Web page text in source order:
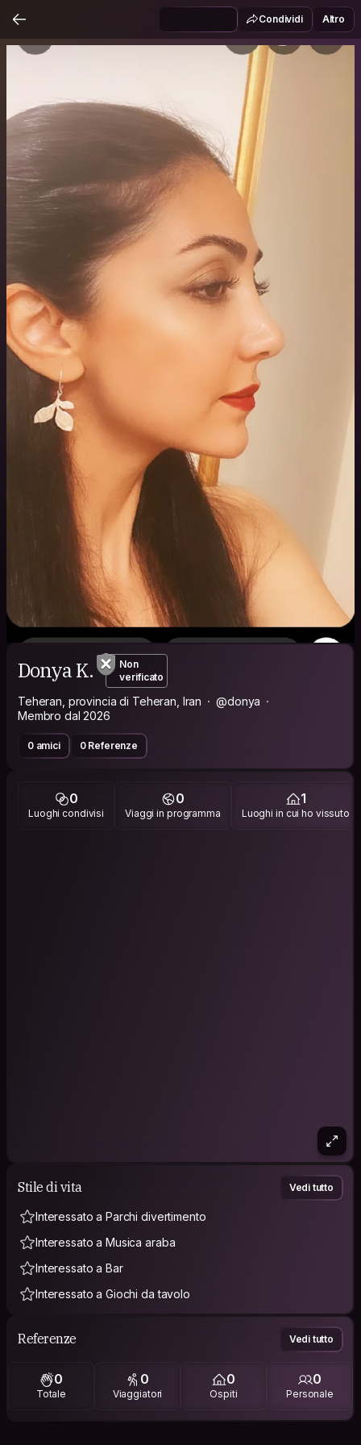
Condividi Altro
Donya K.
Non
verificato
Teheran, provincia di Teheran, Iran
@donya
Membro dal 2026
0 amici 0 Referenze
0
Luoghi condivisi
0
Viaggi in programma
1
Luoghi in cui ho vissuto
Stile di vita Vedi tutto
Interessato a Parchi divertimento
Interessato a Musica araba
Interessato a Bar
Interessato a Giochi da tavolo
Referenze Vedi tutto
0
Totale
0
Viaggiatori
0
Ospiti
0
Personale